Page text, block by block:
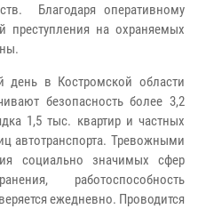
Благодаря оперативному
преступления на охраняемых
в Костромской области
безопасность более 3,2
1,5 тыс. квартир и частных
автотранспорта. Тревожными
социально значимых сфер
работоспособность
ежедневно. Проводится